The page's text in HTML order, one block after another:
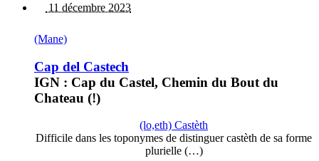
11 décembre 2023
(Mane)
Cap del Castech
IGN : Cap du Castel, Chemin du Bout du
Chateau (!)
(lo,eth) Castèth
Difficile dans les toponymes de distinguer castèth de sa forme
plurielle (…)